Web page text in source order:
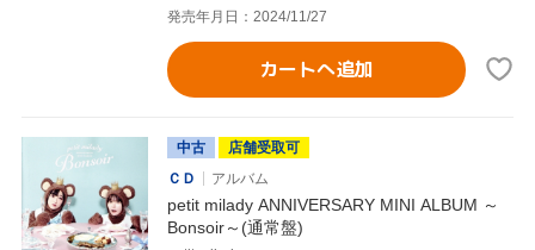
発売年月日：2024/11/27
カートへ追加
中古
店舗受取可
ＣＤ
アルバム
petit milady ANNIVERSARY MINI ALBUM ～
Bonsoir～(通常盤)